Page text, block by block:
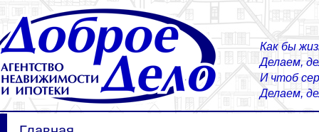
Как бы
Делаем,
И чтоб
Делаем,